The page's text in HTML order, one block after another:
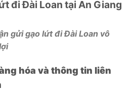
đi Đài Loan tại An Giang
gửi gạo lứt đi Đài Loan vô
hóa và thông tin liên